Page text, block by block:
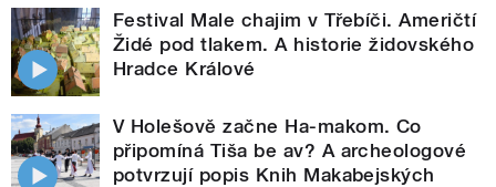
Festival Male chajim v Třebíči. Američtí
Židé pod tlakem. A historie židovského
Hradce Králové
V Holešově začne Ha-makom. Co
připomíná Tiša be av? A archeologové
potvrzují popis Knih Makabejských